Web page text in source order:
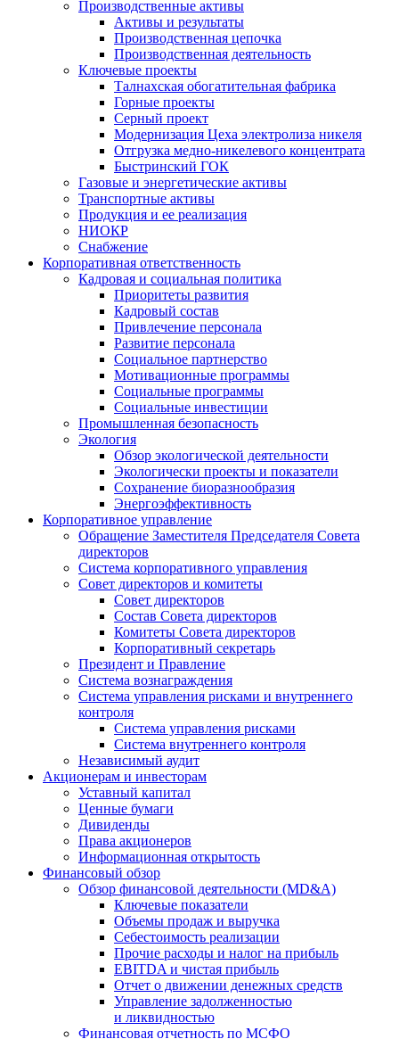
Производственные активы
Активы и результаты
Производственная цепочка
Производственная деятельность
Ключевые проекты
Талнахская обогатительная фабрика
Горные проекты
Серный проект
Модернизация Цеха электролиза никеля
Отгрузка медно-никелевого концентрата
Быстринский ГОК
Газовые и энергетические активы
Транспортные активы
Продукция и ее реализация
НИОКР
Снабжение
Корпоративная ответственность
Кадровая и социальная политика
Приоритеты развития
Кадровый состав
Привлечение персонала
Развитие персонала
Социальное партнерство
Мотивационные программы
Социальные программы
Социальные инвестиции
Промышленная безопасность
Экология
Обзор экологической деятельности
Экологически проекты и показатели
Сохранение биоразнообразия
Энергоэффективность
Корпоративное управление
Обращение Заместителя Председателя Совета
директоров
Система корпоративного управления
Совет директоров и комитеты
Совет директоров
Состав Совета директоров
Комитеты Совета директоров
Корпоративный секретарь
Президент и Правление
Система вознаграждения
Система управления рисками и внутреннего
контроля
Система управления рисками
Система внутреннего контроля
Независимый аудит
Акционерам и инвесторам
Уставный капитал
Ценные бумаги
Дивиденды
Права акционеров
Информационная открытость
Финансовый обзор
Обзор финансовой деятельности (MD&A)
Ключевые показатели
Объемы продаж и выручка
Себестоимость реализации
Прочие расходы и налог на прибыль
EBITDA и чистая прибыль
Отчет о движении денежных средств
Управление задолженностью
и ликвидностью
Финансовая отчетность по МСФО